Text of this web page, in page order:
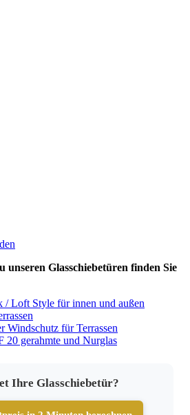
unseren Glasschiebetüren finden Sie
/ Loft Style für innen und außen
Windschutz für Terrassen
20 gerahmte und Nurglas
Ihre Glasschiebetür?